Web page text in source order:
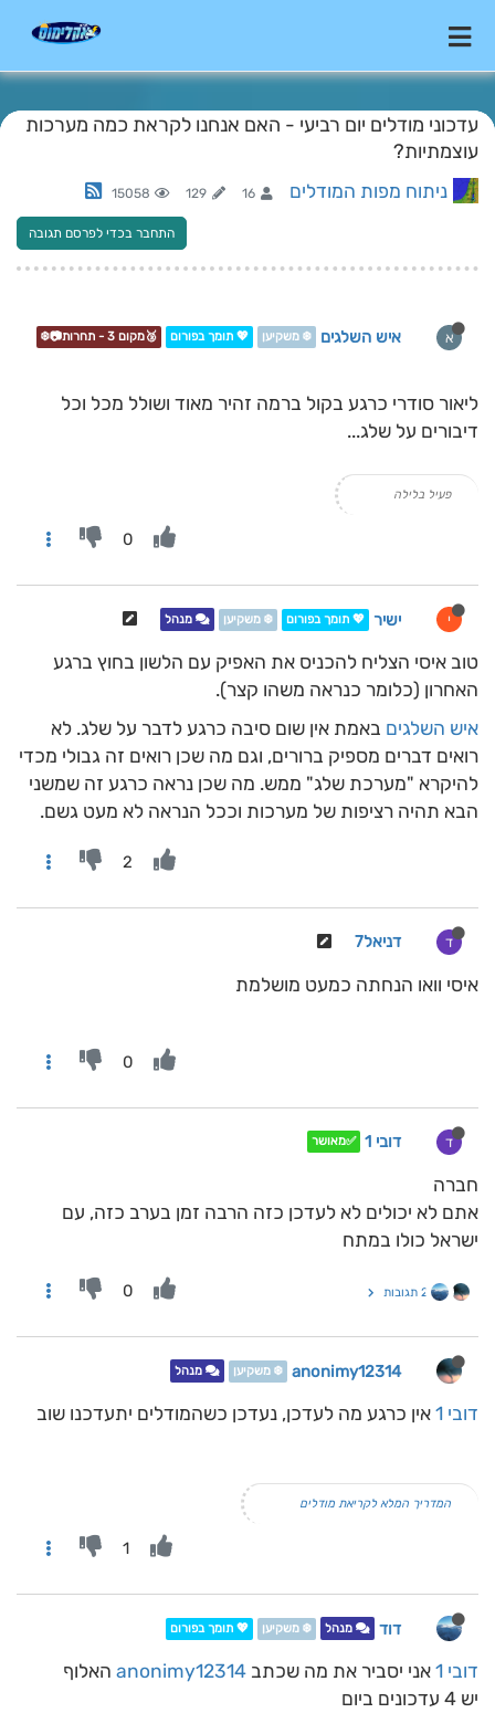
עדכוני מודלים יום רביעי - האם אנחנו לקראת כמה מערכות
עוצמתיות?
ניתוח מפות המודלים 16
129
15058
התחבר בכדי לפרסם תגובה
א איש השלגים ❄️ משקיען 💖 תומך בפורום 🥉מקום 3 - תחרות📷❄️
ליאור סודרי כרגע בקול ברמה זהיר מאוד ושולל מכל וכל
דיבורים על שלג...
פעיל בלילה
0
י ישיר 💖 תומך בפורום ❄️ משקיען מנהל
טוב איסי הצליח להכניס את האפיק עם הלשון בחוץ ברגע
האחרון (כלומר כנראה משהו קצר).
איש השלגים באמת אין שום סיבה כרגע לדבר על שלג. לא
רואים דברים מספיק ברורים, וגם מה שכן רואים זה גבולי מכדי
להיקרא "מערכת שלג" ממש. מה שכן נראה כרגע זה שמשני
הבא תהיה רציפות של מערכות וככל הנראה לא מעט גשם.
2
ד דניאל7
איסי וואו הנחתה כמעט מושלמת
0
ד דובי 1 ✅מאושר
חברה
אתם לא יכולים לא לעדכן כזה הרבה זמן בערב כזה, עם
ישראל כולו במתח
2 תגובות 0
anonimy12314 ❄️ משקיען מנהל
דובי 1 אין כרגע מה לעדכן, נעדכן כשהמודלים יתעדכנו שוב
המדריך המלא לקריאת מודלים
1
דוד מנהל ❄️ משקיען 💖 תומך בפורום
דובי 1 אני יסביר את מה שכתב anonimy12314 האלוף
יש 4 עדכונים ביום